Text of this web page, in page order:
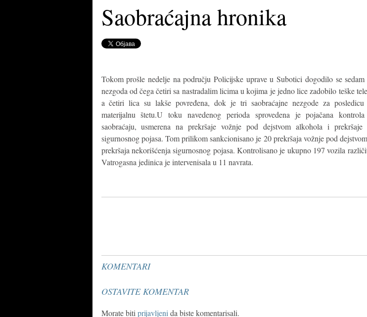
Saobraćajna hronika
Tokom prošle nedelje na području Policijske uprave u Subotici dogodilo se sedam
nezgoda od čega četiri sa nastradalim licima u kojima je jedno lice zadobilo teške
a četiri lica su lakše povređena, dok je tri saobraćajne nezgode za
materijalnu štetu.U toku navedenog perioda sprovedena je pojačana
saobraćaju, usmerena na prekršaje vožnje pod dejstvom alkohola i prekršaje
sigurnosnog pojasa. Tom prilikom sankcionisano je 20 prekršaja vožnje pod
prekršaja nekorišćenja sigurnosnog pojasa. Kontrolisano je ukupno 197 vozila
Vatrogasna jedinica je intervenisala u 11 navrata.
KOMENTARI
OSTAVITE KOMENTAR
Morate biti prijavljeni da biste komentarisali.